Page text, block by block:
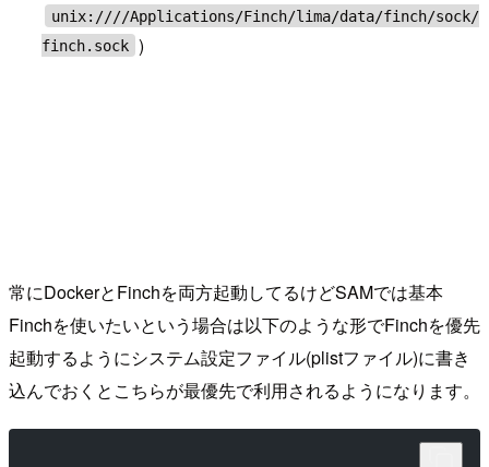
unix:////Applications/Finch/lima/data/finch/sock/
finch.sock )
常にDockerとFinchを両方起動してるけどSAMでは基本
Finchを使いたいという場合は以下のような形でFinchを優先
起動するようにシステム設定ファイル(plistファイル)に書き
込んでおくとこちらが最優先で利用されるようになります。